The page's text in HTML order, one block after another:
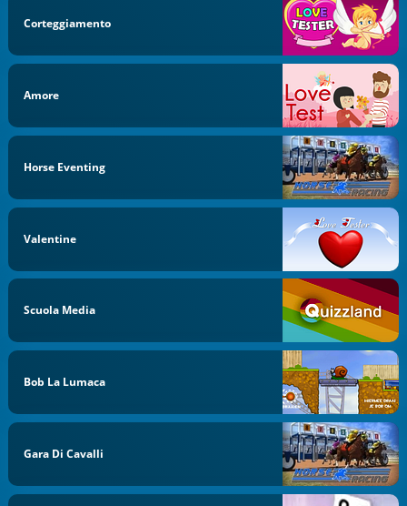
Corteggiamento
Amore
Horse Eventing
Valentine
Scuola Media
Bob La Lumaca
Gara Di Cavalli